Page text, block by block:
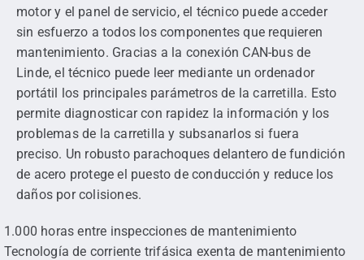
motor y el panel de servicio, el técnico puede acceder
sin esfuerzo a todos los componentes que requieren
mantenimiento. Gracias a la conexión CAN-bus de
Linde, el técnico puede leer mediante un ordenador
portátil los principales parámetros de la carretilla. Esto
permite diagnosticar con rapidez la información y los
problemas de la carretilla y subsanarlos si fuera
preciso. Un robusto parachoques delantero de fundición
de acero protege el puesto de conducción y reduce los
daños por colisiones.
1.000 horas entre inspecciones de mantenimiento
Tecnología de corriente trifásica exenta de mantenimiento